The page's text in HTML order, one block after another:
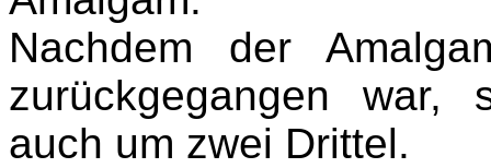
Nachdem der
zurückgegangen war,
auch um zwei Drittel.